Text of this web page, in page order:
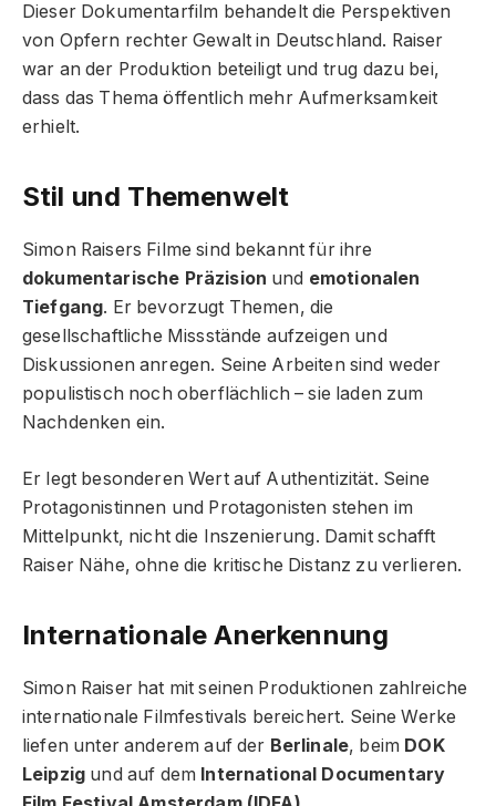
Dieser Dokumentarfilm behandelt die Perspektiven
von Opfern rechter Gewalt in Deutschland. Raiser
war an der Produktion beteiligt und trug dazu bei,
dass das Thema öffentlich mehr Aufmerksamkeit
erhielt.
Stil und Themenwelt
Simon Raisers Filme sind bekannt für ihre
dokumentarische Präzision und emotionalen
Tiefgang. Er bevorzugt Themen, die
gesellschaftliche Missstände aufzeigen und
Diskussionen anregen. Seine Arbeiten sind weder
populistisch noch oberflächlich – sie laden zum
Nachdenken ein.
Er legt besonderen Wert auf Authentizität. Seine
Protagonistinnen und Protagonisten stehen im
Mittelpunkt, nicht die Inszenierung. Damit schafft
Raiser Nähe, ohne die kritische Distanz zu verlieren.
Internationale Anerkennung
Simon Raiser hat mit seinen Produktionen zahlreiche
internationale Filmfestivals bereichert. Seine Werke
liefen unter anderem auf der Berlinale, beim DOK
Leipzig und auf dem International Documentary